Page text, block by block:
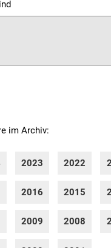
im Archiv:
2023 2022
2016 2015
2009 2008